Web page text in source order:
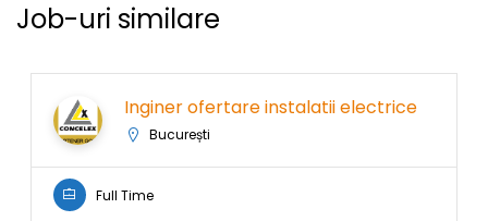
Job-uri similare
Inginer ofertare instalatii electrice
București
Full Time